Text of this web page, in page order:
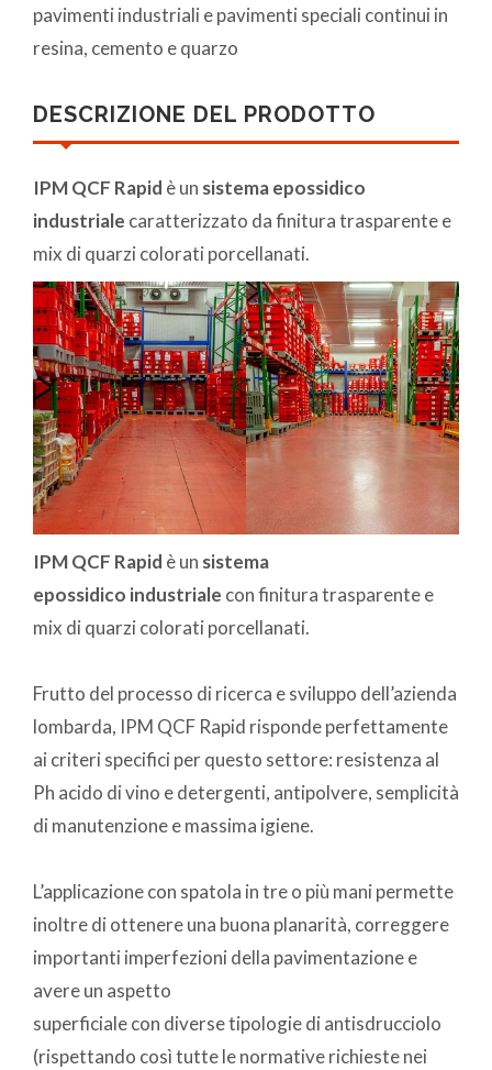
pavimenti industriali e pavimenti speciali continui in
resina, cemento e quarzo
DESCRIZIONE DEL PRODOTTO
IPM QCF Rapid è un sistema epossidico
industriale caratterizzato da finitura trasparente e
mix di quarzi colorati porcellanati.
IPM QCF Rapid è un sistema
epossidico industriale con finitura trasparente e
mix di quarzi colorati porcellanati.
Frutto del processo di ricerca e sviluppo dell’azienda
lombarda, IPM QCF Rapid risponde perfettamente
ai criteri specifici per questo settore: resistenza al
Ph acido di vino e detergenti, antipolvere, semplicità
di manutenzione e massima igiene.
L’applicazione con spatola in tre o più mani permette
inoltre di ottenere una buona planarità, correggere
importanti imperfezioni della pavimentazione e
avere un aspetto
superficiale con diverse tipologie di antisdrucciolo
(rispettando così tutte le normative richieste nei